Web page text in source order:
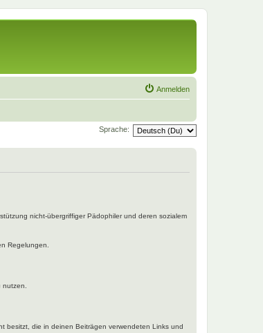
Anmelden
Sprache:
nicht-übergriffiger Pädophiler und deren sozialem
Regelungen.
besitzt, die in deinen Beiträgen verwendeten Links und